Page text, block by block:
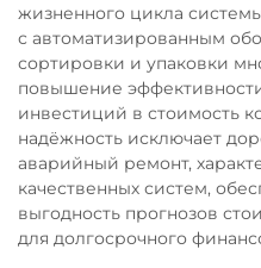
жизненного цикла
с автоматизированным
сортировки и упаковки
повышение
инвестиций в стоимость
надёжность исключает
аварийный ремонт,
качественных систем,
выгодность прогнозов
для долгосрочного